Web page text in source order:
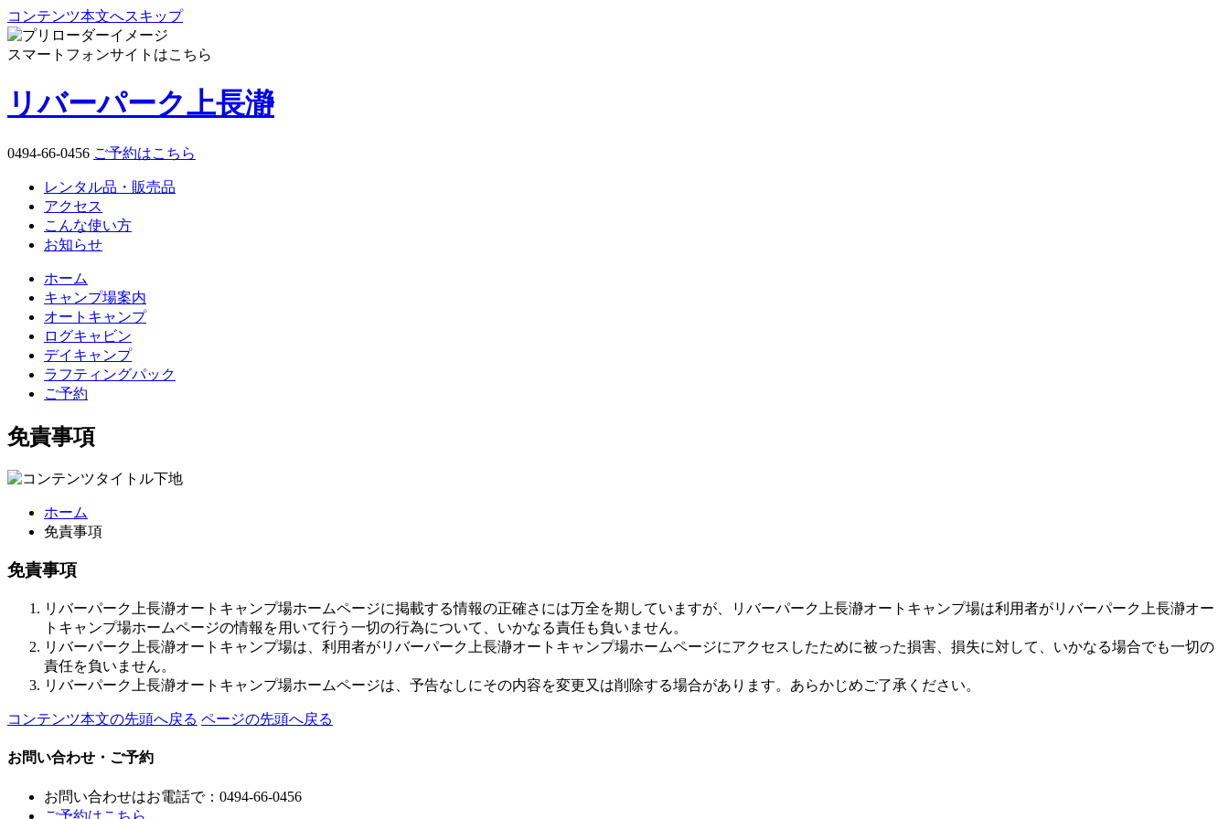
コンテンツ本文へスキップ
スマートフォンサイトはこちら
リバーパーク上長瀞
0494-66-0456 ご予約はこちら
レンタル品・販売品
アクセス
こんな使い方
お知らせ
ホーム
キャンプ場案内
オートキャンプ
ログキャビン
デイキャンプ
ラフティングパック
ご予約
免責事項
ホーム
免責事項
免責事項
リバーパーク上長瀞オートキャンプ場ホームページに掲載する情報の正確さには万全を期していますが、リバーパーク上長瀞オートキャンプ場は利用者がリバーパーク上長瀞オー
トキャンプ場ホームページの情報を用いて行う一切の行為について、いかなる責任も負いません。
リバーパーク上長瀞オートキャンプ場は、利用者がリバーパーク上長瀞オートキャンプ場ホームページにアクセスしたために被った損害、損失に対して、いかなる場合でも一切の
責任を負いません。
リバーパーク上長瀞オートキャンプ場ホームページは、予告なしにその内容を変更又は削除する場合があります。あらかじめご了承ください。
コンテンツ本文の先頭へ戻る ページの先頭へ戻る
お問い合わせ・ご予約
お問い合わせはお電話で： 0494-66-0456
ご予約はこちら